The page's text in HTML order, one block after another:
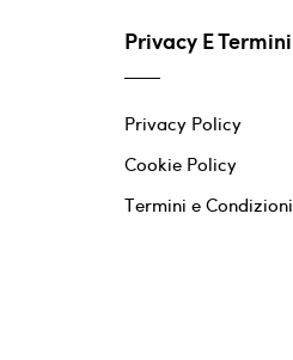
Privacy E Termini
Privacy Policy
Cookie Policy
Termini e Condizioni